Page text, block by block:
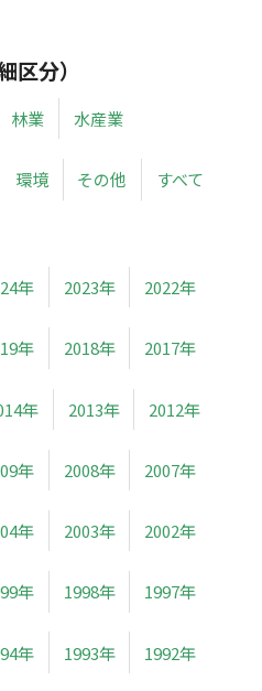
区分）
林業 水産業
環境 その他 すべて
年 2023年 2022年
年 2018年 2017年
年 2013年 2012年
年 2008年 2007年
年 2003年 2002年
年 1998年 1997年
年 1993年 1992年